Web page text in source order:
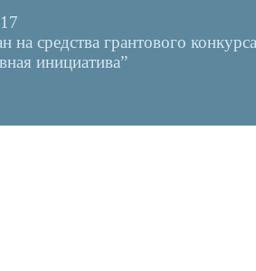
на средства грантового конкурса
инициатива”